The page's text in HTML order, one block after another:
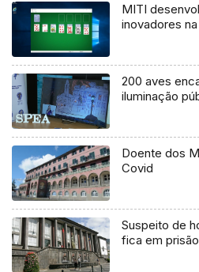
MITI
inovadores
200 aves
iluminação
Doente dos
Covid
Suspeito de
fica em